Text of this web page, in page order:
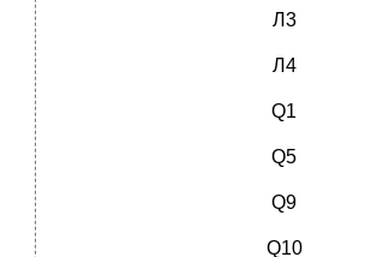
Л3
Л4
Q1
Q5
Q9
Q10